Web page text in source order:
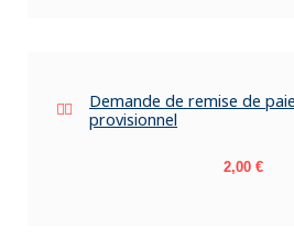
Demande de remise de
provisionnel
Prix
2,00 €